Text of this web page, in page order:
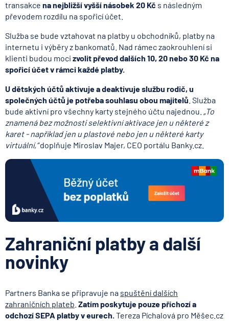
transakce na nejbližší vyšší násobek 20 Kč s následným
převodem rozdílu na spořicí účet.
Služba se bude vztahovat na platby u obchodníků, platby na
internetu i výběry z bankomatů. Nad rámec zaokrouhlení si
klienti budou moci zvolit převod dalších 10, 20 nebo 30 Kč na
spořicí účet v rámci každé platby.
U dětských účtů aktivuje a deaktivuje službu rodič, u
společných účtů je potřeba souhlasu obou majitelů . Služba
bude aktivní pro všechny karty stejného účtu najednou. „To
znamená bez možnosti selektivní aktivace jen u některé z
karet - například jen u plastové nebo jen u některé karty
virtuální,“doplňuje Miroslav Majer, CEO portálu Banky.cz.
Zahraniční platby a další
novinky
Partners Banka se připravuje na spuštění dalších
zahraničních plateb Zatím poskytuje pouze příchozí a
odchozí SEPA platby v eurech.Tereza Píchalová pro Měšec.cz